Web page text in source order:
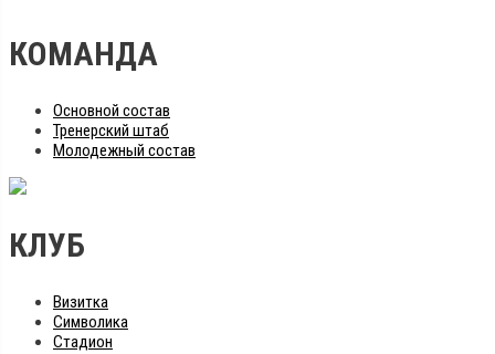
КОМАНДА
Основной состав
Тренерский штаб
Молодежный состав
КЛУБ
Визитка
Символика
Стадион